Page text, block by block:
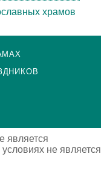
является
не является